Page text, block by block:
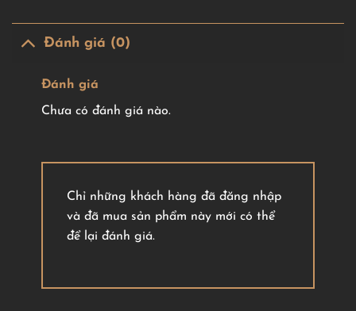
Đánh giá (0)
Đánh giá
Chưa có đánh giá nào.
Chỉ những khách hàng đã đăng nhập
và đã mua sản phẩm này mới có thể
để lại đánh giá.